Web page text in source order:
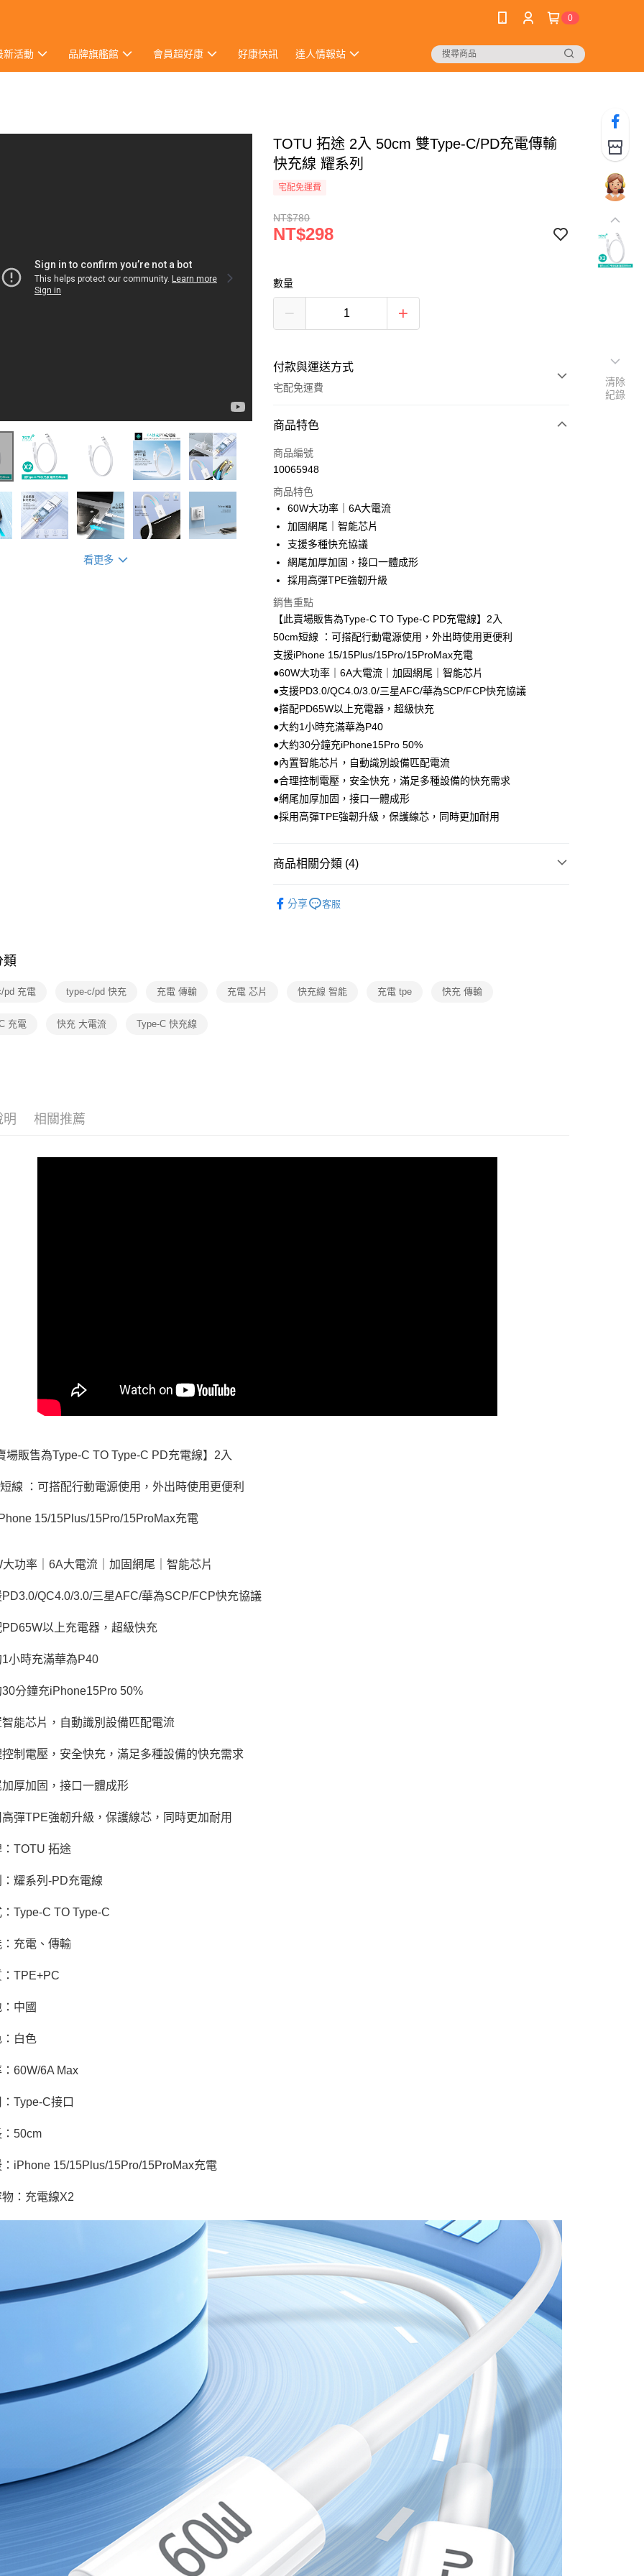
0
新活動 品牌旗艦館 會員超好康 好康快訊 達人情報站
看更多
TOTU 拓途 2入 50cm 雙Type-C/PD充電傳輸
快充線 耀系列
宅配免運費
NT$780
NT$298
數量
付款與運送方式
宅配免運費
付款方式
icash Pay
信用卡分期付款
3 期 0 利率 每期NT$99
合作金庫商業銀行
華南商業銀行
上海商業儲蓄銀行
國泰世華商業銀行
臺灣中小企業銀行
匯豐（台灣）商業銀行
華泰商業銀行
聯邦商業銀行
遠東國際商業銀行
元大商業銀行
永豐商業銀行
玉山商業銀行
星展（台灣）商業銀行
台新國際商業銀行
中國信託商業銀行
6 期 0 利率 每期
華南商業銀行
上海商業儲蓄銀行
國泰世華商業銀行
兆豐國際商業銀行
臺灣中小企業銀行
台中商業銀行
聯邦商業銀行
遠東國際商業銀行
元大商業銀行
永豐商業銀行
玉山商業銀行
星展（台灣）商業銀行
台新國際商業銀行
台灣樂天信用卡公司
12 期 0 利率 每期NT$24
華南商業銀行
上海商業儲蓄銀行
台北富邦商業銀行
國泰世華商業銀行
兆豐國際商業銀行
臺灣中小企業銀行
台中商業銀行
匯豐（台灣）商業銀行
華泰商業銀行
元大商業銀行
永豐商業銀行
玉山商業銀行
台新國際商業銀行
台灣樂天信用卡公司
數位禮券
LINE Pay
Apple Pay
街口支付
悠遊付
Google Pay
運送方式
廠商自送宅配免運
免運費
商品特色
商品編號
10065948
商品特色
60W大功率｜6A大電流
加固網尾｜智能芯片
支援多種快充協議
網尾加厚加固，接口一體成形
採用高彈TPE強韌升級
銷售重點
【此賣場販售為Type-C TO Type-C PD充電線】2入
50cm短線 ：可搭配行動電源使用，外出時使用更便利
支援iPhone 15/15Plus/15Pro/15ProMax充電
●60W大功率｜6A大電流｜加固網尾｜智能芯片
●支援PD3.0/QC4.0/3.0/三星AFC/華為SCP/FCP快充協議
●搭配PD65W以上充電器，超級快充
●大約1小時充滿華為P40
●大約30分鐘充iPhone15Pro 50%
●內置智能芯片，自動識別設備匹配電流
●合理控制電壓，安全快充，滿足多種設備的快充需求
●網尾加厚加固，接口一體成形
●採用高彈TPE強韌升級，保護線芯，同時更加耐用
商品相關分類 (4)
分享 客服
類
pd 充電 type-c/pd 快充 充電 傳輸 充電 芯片 快充線 智能 充電 tpe 快充 傳輸
充電 快充 大電流 Type-C 快充線
明 相關推薦
場販售為Type-C TO Type-C PD充電線】2入
線 ：可搭配行動電源使用，外出時使用更便利
15/15Plus/15Pro/15ProMax充電
功率｜6A大電流｜加固網尾｜智能芯片
QC4.0/3.0/三星AFC/華為SCP/FCP快充協議
以上充電器，超級快充
小時充滿華為P40
分鐘充iPhone15Pro 50%
能芯片，自動識別設備匹配電流
制電壓，安全快充，滿足多種設備的快充需求
厚加固，接口一體成形
彈TPE強韌升級，保護線芯，同時更加耐用
TOTU 拓途
耀系列-PD充電線
Type-C TO Type-C
充電、傳輸
TPE+PC
中國
白色
60W/6A Max
Type-C接口
50cm
iPhone 15/15Plus/15Pro/15ProMax充電
：充電線X2
清除
紀錄